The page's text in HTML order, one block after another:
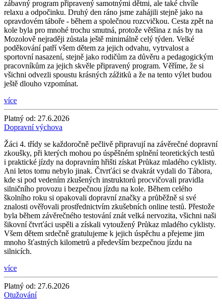
zábavný program připravený samotnými dětmi, ale také chvíle
relaxu a odpočinku. Druhý den ráno jsme zahájili stejně jako na
opravdovém táboře - během a společnou rozcvičkou. Cesta zpět na
kole byla pro mnohé trochu smutná, protože většina z nás by na
Mozolově nejraději zůstala ještě minimálně celý týden. Velké
poděkování patří všem dětem za jejich odvahu, vytrvalost a
sportovní nasazení, stejně jako rodičům za důvěru a pedagogickým
pracovníkům za jejich skvěle připravený program. Věříme, že si
všichni odvezli spoustu krásných zážitků a že na tento výlet budou
ještě dlouho vzpomínat.
více
Platný od: 27.6.2026
Dopravní výchova
Žáci 4. třídy se každoročně pečlivě připravují na závěrečné dopravní
zkoušky, při kterých mohou po úspěšném splnění teoretických testů
i praktické jízdy na dopravním hřišti získat Průkaz mladého cyklisty.
Ani letos tomu nebylo jinak. Čtvrťáci se dvakrát vydali do Tábora,
kde si pod vedením zkušených instruktorů procvičovali pravidla
silničního provozu i bezpečnou jízdu na kole. Během celého
školního roku si opakovali dopravní značky a průběžně si své
znalosti ověřovali prostřednictvím zkušebních online testů. Přestože
byla během závěrečného testování znát velká nervozita, všichni naši
šikovní čtvrťáci uspěli a získali vytoužený Průkaz mladého cyklisty.
Všem dětem srdečně gratulujeme k jejich úspěchu a přejeme jim
mnoho šťastných kilometrů a především bezpečnou jízdu na
silnicích.
více
Platný od: 27.6.2026
Otužování